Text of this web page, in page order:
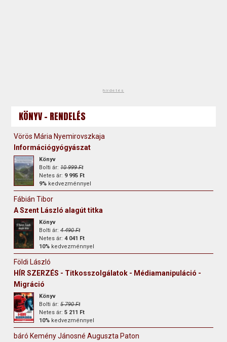
hirdetés
KÖNYV - RENDELÉS
Vörös Mária Nyemirovszkaja
Információgyógyászat
Könyv
Bolti ár:10 999 Ft
Netes ár: 9 995 Ft
9% kedvezménnyel
Fábián Tibor
A Szent László alagút titka
Könyv
Bolti ár:4 490 Ft
Netes ár:4 041 Ft
10% kedvezménnyel
Földi László
HÍR SZERZÉS - Titkosszolgálatok - Médiamanipuláció -
Migráció
Könyv
Bolti ár:5 790 Ft
Netes ár:5 211 Ft
10% kedvezménnyel
báró Kemény Jánosné Auguszta Paton